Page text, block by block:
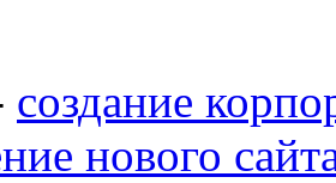
создание
нового